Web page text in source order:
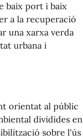
baix port i baix
a la recuperació
una xarxa verda
urbana i
orientat al públic
dividides en
sobre l'ús